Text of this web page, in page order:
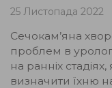
25 Листопада 2022
Сечокам’яна
проблем в
на ранніх
визначити їхню